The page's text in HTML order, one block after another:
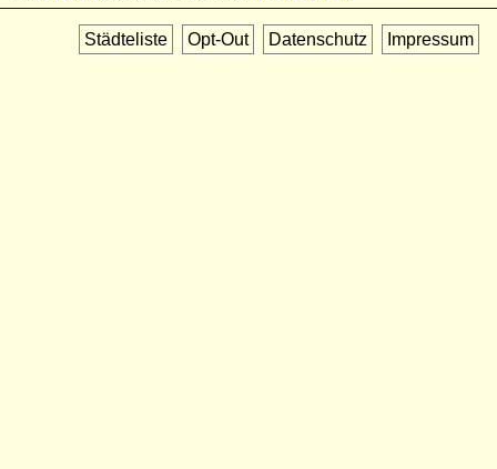
Städteliste Opt-Out Datenschutz Impressum